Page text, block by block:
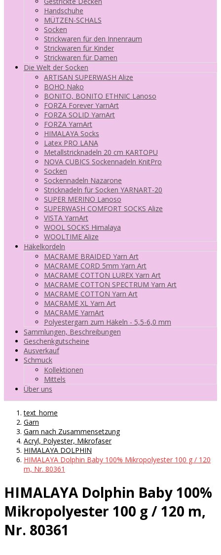
Handschuhe
MÜTZEN-SCHALS
Socken
Strickwaren für den Innenraum
Strickwaren für Kinder
Strickwaren für Damen
Die Welt der Socken
ARTISAN SUPERWASH Alize
BOHO Nako
BONITO, BONITO ETHNIC Lanoso
FORZA Forever YarnArt
FORZA SOLID YarnArt
FORZA YarnArt
HIMALAYA Socks
Latex PRO LANA
Metallstricknadeln 20 cm KARTOPU
NOVA CUBICS Sockennadeln KnitPro
Socken
Sockennadeln Nazarone
Stricknadeln für Socken YARNART-20
SUPER MERINO Lanoso
SUPERWASH COMFORT SOCKS Alize
VISTA YarnArt
WOOL SOCKS Himalaya
WOOLTIME Alize
Häkelkordeln
MACRAME BRAIDED Yarn Art
MACRAME CORD 5mm Yarn Art
MACRAME COTTON LUREX Yarn Art
MACRAME COTTON SPECTRUM Yarn Art
MACRAME COTTON Yarn Art
MACRAME XL Yarn Art
MACRAME YarnArt
Polyestergarn zum Häkeln - 5,5-6,0 mm
Sammlungen, Beschreibungen
Geschenkgutscheine
Ausverkauf
Schmuck
Kollektionen
Mittels
Über uns
text_home
Garn
Garn nach Zusammensetzung
Acryl, Polyester, Mikrofaser
HIMALAYA DOLPHIN
HIMALAYA Dolphin Baby 100% Mikropolyester 100 g / 120
m, Nr. 80361
HIMALAYA Dolphin Baby 100%
Mikropolyester 100 g / 120 m,
Nr. 80361